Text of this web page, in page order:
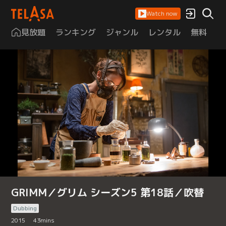
Watch now
見放題 ランキング ジャンル レンタル 無料
GRIMM／グリム シーズン5 第18話／吹替
Dubbing
2015
43mins